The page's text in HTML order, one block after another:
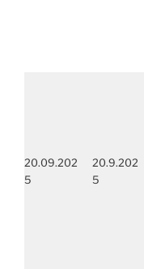
20.09.202
5
20.9.202
5